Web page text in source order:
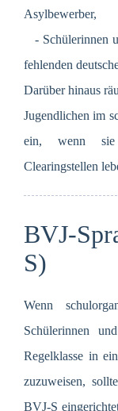
Asylbewerber,
- Schülerinnen
fehlenden
Darüber hinaus
Jugendlichen im
ein, wenn sie
Clearingstellen
BVJ-
S)
Wenn
Schülerinnen
Regelklasse in
zuzuweisen,
BVJ-S